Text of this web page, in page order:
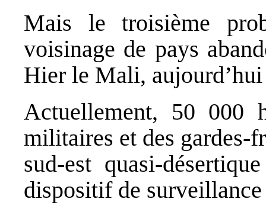
Mais le troisième
voisinage de pays
Hier le Mali,
Actuellement, 50 000
militaires et des gardes-
sud-est quasi-
dispositif de